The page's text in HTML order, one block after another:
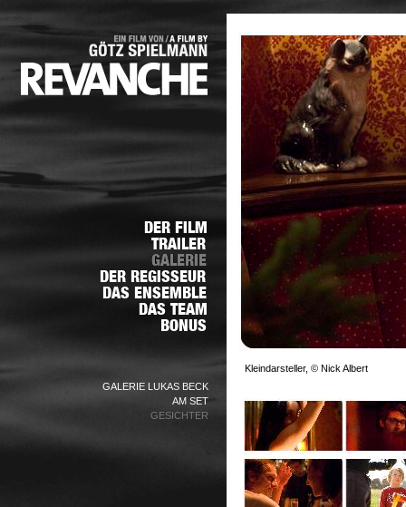
GALERIE LUKAS BECK
AM SET
GESICHTER
Kleindarsteller, © Nick Albert